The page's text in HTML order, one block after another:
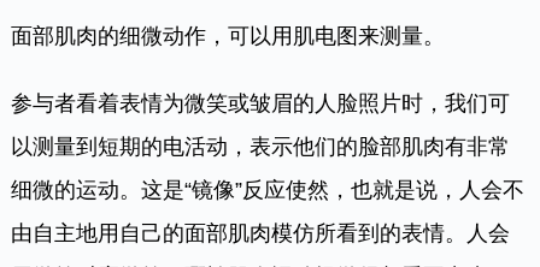
面部肌肉的细微动作，可以用肌电图来测量。
参与者看着表情为微笑或皱眉的人脸照片时，我们可
以测量到短期的电活动，表示他们的脸部肌肉有非常
细微的运动。这是“镜像”反应使然，也就是说，人会不
由自主地用自己的面部肌肉模仿所看到的表情。人会